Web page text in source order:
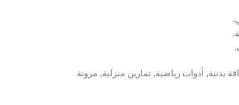
بدنية, أدوات رياضية, تمارين منزلية, مرونة